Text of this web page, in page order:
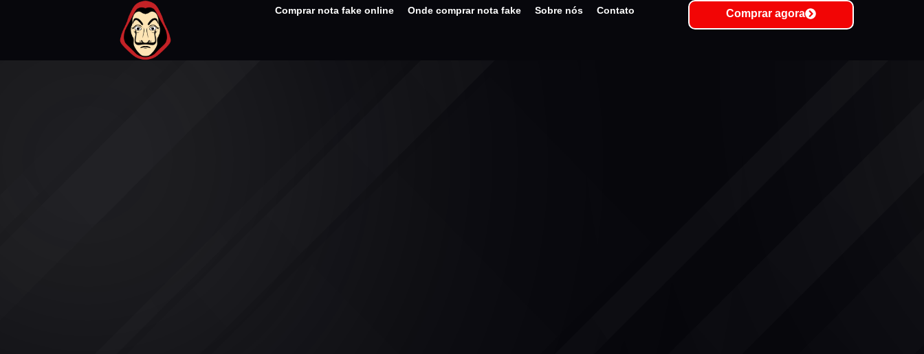
Comprar nota fake online Onde comprar nota fake Sobre nós Contato Comprar agora